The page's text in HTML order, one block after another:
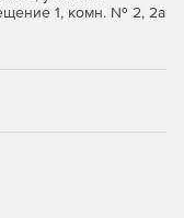
каждого
начало
использованию и
1, комн. № 2, 2а